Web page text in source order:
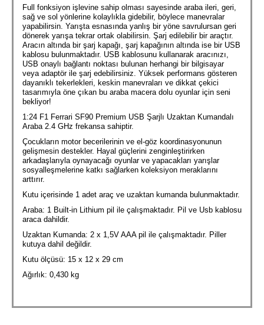
Full fonksiyon işlevine sahip olması sayesinde araba ileri, geri,
sağ ve sol yönlerine kolaylıkla gidebilir, böylece manevralar
yapabilirsin. Yarışta esnasında yanlış bir yöne savrulursan geri
dönerek yarışa tekrar ortak olabilirsin. Şarj edilebilir bir araçtır.
Aracın altında bir şarj kapağı, şarj kapağının altında ise bir USB
kablosu bulunmaktadır. USB kablosunu kullanarak aracınızı,
USB onaylı bağlantı noktası bulunan herhangi bir bilgisayar
veya adaptör ile şarj edebilirsiniz. Yüksek performans gösteren
dayanıklı tekerlekleri, keskin manevraları ve dikkat çekici
tasarımıyla öne çıkan bu araba macera dolu oyunlar için seni
bekliyor!
1:24 F1 Ferrari SF90 Premium USB Şarjlı Uzaktan Kumandalı
Araba 2.4 GHz frekansa sahiptir.
Çocukların motor becerilerinin ve el-göz koordinasyonunun
gelişmesin destekler. Hayal güçlerini zenginleştirirken
arkadaşlarıyla oynayacağı oyunlar ve yapacakları yarışlar
sosyalleşmelerine katkı sağlarken koleksiyon meraklarını
arttırır.
Kutu içerisinde 1 adet araç ve uzaktan kumanda bulunmaktadır.
Araba: 1 Built-in Lithium pil ile çalışmaktadır. Pil ve Usb kablosu
araca dahildir.
Uzaktan Kumanda: 2 x 1,5V AAA pil ile çalışmaktadır. Piller
kutuya dahil değildir.
Kutu ölçüsü: 15 x 12 x 29 cm
Ağırlık: 0,430 kg